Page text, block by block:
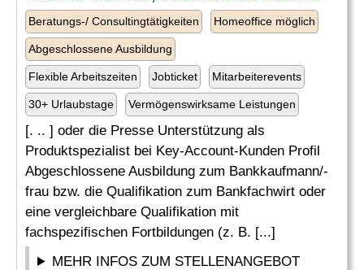
Beratungs-/ Consultingtätigkeiten Homeoffice möglich
Abgeschlossene Ausbildung
Flexible Arbeitszeiten Jobticket Mitarbeiterevents
30+ Urlaubstage Vermögenswirksame Leistungen
[. .. ] oder die Presse Unterstützung als
Produktspezialist bei Key-Account-Kunden Profil
Abgeschlossene Ausbildung zum Bankkaufmann/-
frau bzw. die Qualifikation zum Bankfachwirt oder
eine vergleichbare Qualifikation mit
fachspezifischen Fortbildungen (z. B. [...]
MEHR INFOS ZUM STELLENANGEBOT